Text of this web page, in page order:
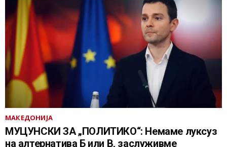
МАКЕДОНИЈА
МУЦУНСКИ ЗА „ПОЛИТИКО“: Немаме луксуз
на алтернатива Б или В, заслуживме